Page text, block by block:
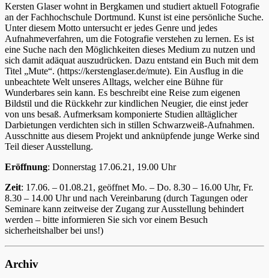
Kersten Glaser wohnt in Bergkamen und studiert aktuell Fotografie
an der Fachhochschule Dortmund. Kunst ist eine persönliche Suche.
Unter diesem Motto untersucht er jedes Genre und jedes
Aufnahmeverfahren, um die Fotografie verstehen zu lernen. Es ist
eine Suche nach den Möglichkeiten dieses Medium zu nutzen und
sich damit adäquat auszudrücken. Dazu entstand ein Buch mit dem
Titel „Mute“. (https://kerstenglaser.de/mute). Ein Ausflug in die
unbeachtete Welt unseres Alltags, welcher eine Bühne für
Wunderbares sein kann. Es beschreibt eine Reise zum eigenen
Bildstil und die Rückkehr zur kindlichen Neugier, die einst jeder
von uns besaß. Aufmerksam komponierte Studien alltäglicher
Darbietungen verdichten sich in stillen Schwarzweiß-Aufnahmen.
Ausschnitte aus diesem Projekt und anknüpfende junge Werke sind
Teil dieser Ausstellung.
Eröffnung: Donnerstag 17.06.21, 19.00 Uhr
Zeit: 17.06. – 01.08.21, geöffnet Mo. – Do. 8.30 – 16.00 Uhr, Fr.
8.30 – 14.00 Uhr und nach Vereinbarung (durch Tagungen oder
Seminare kann zeitweise der Zugang zur Ausstellung behindert
werden – bitte informieren Sie sich vor einem Besuch
sicherheitshalber bei uns!)
Archiv